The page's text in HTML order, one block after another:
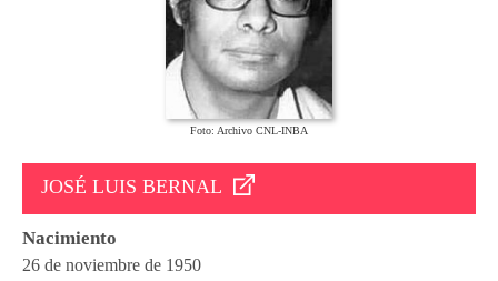
Foto: Archivo CNL-INBA
JOSÉ LUIS BERNAL
Nacimiento
26 de noviembre de 1950